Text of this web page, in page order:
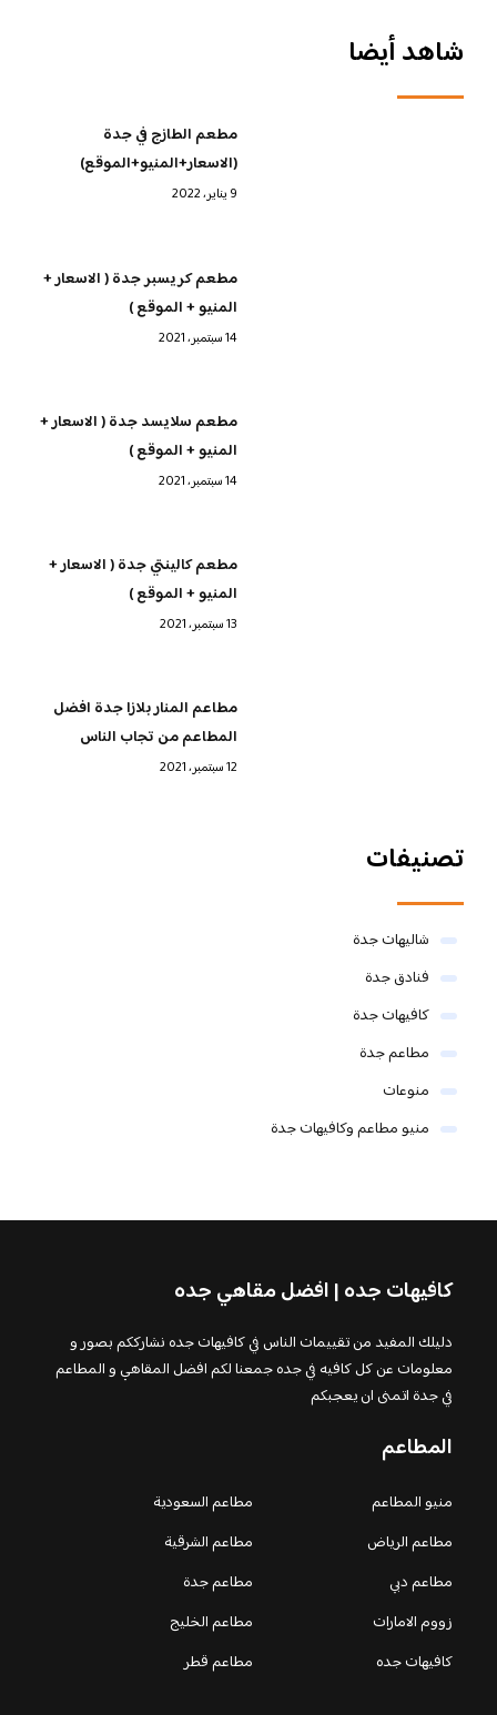
شاهد أيضا
مطعم الطازج في جدة
(الاسعار+المنيو+الموقع)
9 يناير، 2022
مطعم كريسبر جدة ( الاسعار +
المنيو + الموقع )
14 سبتمبر، 2021
مطعم سلايسد جدة ( الاسعار +
المنيو + الموقع )
14 سبتمبر، 2021
مطعم كالينتي جدة ( الاسعار +
المنيو + الموقع )
13 سبتمبر، 2021
مطاعم المنار بلازا جدة افضل
المطاعم من تجاب الناس
12 سبتمبر، 2021
تصنيفات
شاليهات جدة
فنادق جدة
كافيهات جدة
مطاعم جدة
منوعات
منيو مطاعم وكافيهات جدة
كافيهات جده | افضل مقاهي جده
دليلك المفيد من تقييمات الناس في كافيهات جده نشارككم بصور و
معلومات عن كل كافيه في جده جمعنا لكم افضل المقاهي و المطاعم
في جدة اتمنى ان يعجبكم
المطاعم
منيو المطاعم
مطاعم السعودية
مطاعم الرياض
مطاعم الشرقية
مطاعم دبي
مطاعم جدة
زووم الامارات
مطاعم الخليج
كافيهات جده
مطاعم قطر